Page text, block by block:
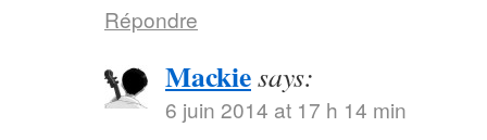
Répondre
Mackiesays:
6 juin 2014 at 17 h 14 min